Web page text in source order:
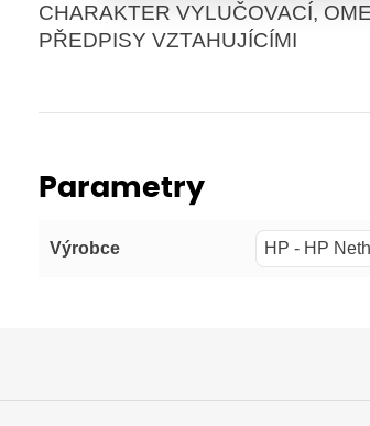
CHARAKTER VYLUČOVACÍ,
PŘEDPISY VZTAHUJÍCÍMI
Parametry
Výrobce HP - HP